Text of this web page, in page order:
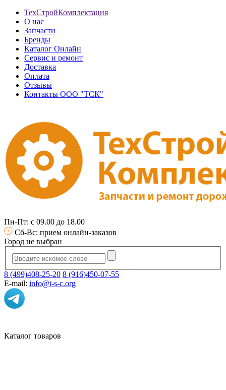
ТехСтройКомплектация
О нас
Запчасти
Бренды
Каталог Онлайн
Сервис и ремонт
Доставка
Оплата
Отзывы
Контакты ООО "ТСК"
Пн-Пт: с 09.00 до 18.00
Сб-Вс: прием онлайн-заказов
Город не выбран
8 (499)408-25-20 8 (916)450-07-55
E-mail: info@t-s-c.org
Каталог товаров